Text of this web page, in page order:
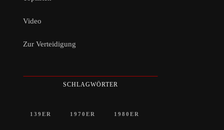
Video
Zur Verteidigung
SCHLAGWÖRTER
139ER 1970ER 1980ER